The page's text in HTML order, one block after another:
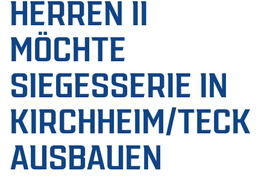
HERREN II
MÖCHTE
SIEGESSERIE IN
KIRCHHEIM/TECK
AUSBAUEN